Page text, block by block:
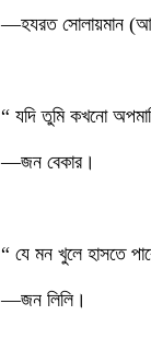
—হযরত সোলায়মান
“ যদি তুমি কখনো
—জন বেকার।
“ যে মন খুলে হাসতে
—জন লিলি।